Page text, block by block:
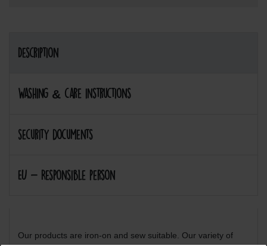
Description
Washing & care instructions
security documents
EU - Responsible person
Our products are iron-on and sew suitable. Our variety of